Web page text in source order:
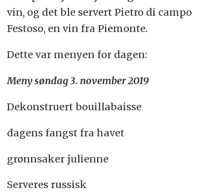
vin, og det ble servert Pietro di campo
Festoso, en vin fra Piemonte.
Dette var menyen for dagen:
Meny søndag 3. november 2019
Dekonstruert bouillabaisse
dagens fangst fra havet
grønnsaker julienne
Serveres russisk